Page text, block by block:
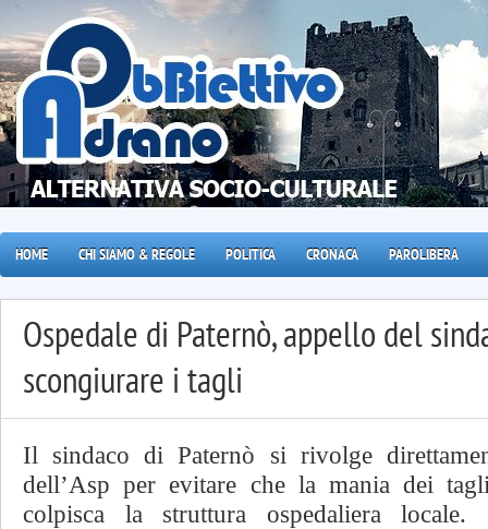
HOME CHI SIAMO & REGOLE POLITICA CRONACA PAROLIBERA
Ospedale di Paternò, appello del
scongiurare i tagli
Il sindaco di Paternò si rivolge
dell’Asp per evitare che la mania dei
colpisca la struttura ospedaliera